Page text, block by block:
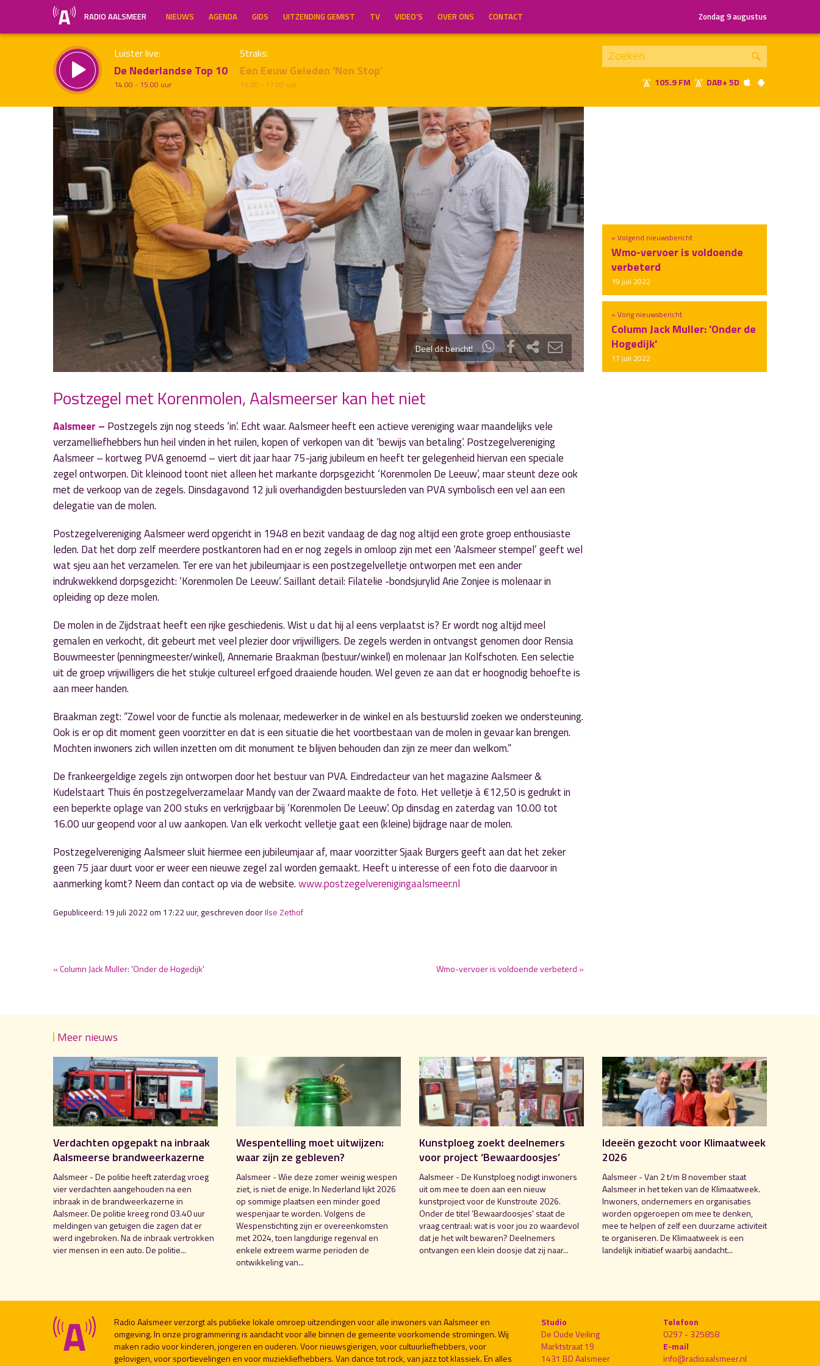
RADIO AALSMEER NIEUWS AGENDA GIDS UITZENDING GEMIST TV VIDEO’S OVER ONS CONTACT Zondag 9 augustus
Luister live:
De Nederlandse Top 10
14.00 - 15.00 uur
Straks:
Een Eeuw Geleden 'Non Stop'
15.00 - 17.00 uur 105.9 FM DAB+ 5D
Inklappen
Deel dit bericht!
« Vorig nieuwsbericht
Column Jack Muller: 'Onder de
Hogedijk'
17 juli 2022
» Volgend nieuwsbericht
Wmo-vervoer is voldoende
verbeterd
19 juli 2022
Postzegel met Korenmolen, Aalsmeerser kan het niet
Aalsmeer – Postzegels zijn nog steeds ‘in’. Echt waar. Aalsmeer heeft een actieve vereniging waar maandelijks vele
verzamelliefhebbers hun heil vinden in het ruilen, kopen of verkopen van dit ‘bewijs van betaling’. Postzegelvereniging
Aalsmeer – kortweg PVA genoemd – viert dit jaar haar 75-jarig jubileum en heeft ter gelegenheid hiervan een speciale
zegel ontworpen. Dit kleinood toont niet alleen het markante dorpsgezicht ‘Korenmolen De Leeuw’, maar steunt deze ook
met de verkoop van de zegels. Dinsdagavond 12 juli overhandigden bestuursleden van PVA symbolisch een vel aan een
delegatie van de molen.
Postzegelvereniging Aalsmeer werd opgericht in 1948 en bezit vandaag de dag nog altijd een grote groep enthousiaste
leden. Dat het dorp zelf meerdere postkantoren had en er nog zegels in omloop zijn met een ‘Aalsmeer stempel’ geeft wel
wat sjeu aan het verzamelen. Ter ere van het jubileumjaar is een postzegelvelletje ontworpen met een ander
indrukwekkend dorpsgezicht: ‘Korenmolen De Leeuw’. Saillant detail: Filatelie -bondsjurylid Arie Zonjee is molenaar in
opleiding op deze molen.
De molen in de Zijdstraat heeft een rijke geschiedenis. Wist u dat hij al eens verplaatst is? Er wordt nog altijd meel
gemalen en verkocht, dit gebeurt met veel plezier door vrijwilligers. De zegels werden in ontvangst genomen door Rensia
Bouwmeester (penningmeester/winkel), Annemarie Braakman (bestuur/winkel) en molenaar Jan Kolfschoten. Een selectie
uit de groep vrijwilligers die het stukje cultureel erfgoed draaiende houden. Wel geven ze aan dat er hoognodig behoefte is
aan meer handen.
Braakman zegt: “Zowel voor de functie als molenaar, medewerker in de winkel en als bestuurslid zoeken we ondersteuning.
Ook is er op dit moment geen voorzitter en dat is een situatie die het voortbestaan van de molen in gevaar kan brengen.
Mochten inwoners zich willen inzetten om dit monument te blijven behouden dan zijn ze meer dan welkom.”
De frankeergeldige zegels zijn ontworpen door het bestuur van PVA. Eindredacteur van het magazine Aalsmeer &
Kudelstaart Thuis én postzegelverzamelaar Mandy van der Zwaard maakte de foto. Het velletje à €12,50 is gedrukt in
een beperkte oplage van 200 stuks en verkrijgbaar bij ‘Korenmolen De Leeuw’. Op dinsdag en zaterdag van 10.00 tot
16.00 uur geopend voor al uw aankopen. Van elk verkocht velletje gaat een (kleine) bijdrage naar de molen.
Postzegelvereniging Aalsmeer sluit hiermee een jubileumjaar af, maar voorzitter Sjaak Burgers geeft aan dat het zeker
geen 75 jaar duurt voor er weer een nieuwe zegel zal worden gemaakt. Heeft u interesse of een foto die daarvoor in
aanmerking komt? Neem dan contact op via de website.www.postzegelverenigingaalsmeer.nl
Gepubliceerd: 19 juli 2022 om 17:22 uur, geschreven doorIlse Zethof
« Column Jack Muller: 'Onder de Hogedijk' Wmo-vervoer is voldoende verbeterd »
Meer nieuws
Verdachten opgepakt na inbraak
Aalsmeerse brandweerkazerne
Aalsmeer - De politie heeft zaterdag vroeg
vier verdachten aangehouden na een
inbraak in de brandweerkazerne in
Aalsmeer. De politie kreeg rond 03.40 uur
meldingen van getuigen die zagen dat er
werd ingebroken. Na de inbraak vertrokken
vier mensen in een auto. De politie...
Wespentelling moet uitwijzen:
waar zijn ze gebleven?
Aalsmeer - Wie deze zomer weinig wespen
ziet, is niet de enige. In Nederland lijkt 2026
op sommige plaatsen een minder goed
wespenjaar te worden. Volgens de
Wespenstichting zijn er overeenkomsten
met 2024, toen langdurige regenval en
enkele extreem warme perioden de
ontwikkeling van...
Kunstploeg zoekt deelnemers
voor project ‘Bewaardoosjes’
Aalsmeer - De Kunstploeg nodigt inwoners
uit om mee te doen aan een nieuw
kunstproject voor de Kunstroute 2026.
Onder de titel ‘Bewaardoosjes' staat de
vraag centraal: wat is voor jou zo waardevol
dat je het wilt bewaren? Deelnemers
ontvangen een klein doosje dat zij naar...
Ideeën gezocht voor Klimaatweek
2026
Aalsmeer - Van 2 t/m 8 november staat
Aalsmeer in het teken van de Klimaatweek.
Inwoners, ondernemers en organisaties
worden opgeroepen om mee te denken,
mee te helpen of zelf een duurzame activiteit
te organiseren. De Klimaatweek is een
landelijk initiatief waarbij aandacht...
Radio Aalsmeer verzorgt als publieke lokale omroep uitzendingen voor alle inwoners van Aalsmeer en
omgeving. In onze programmering is aandacht voor alle binnen de gemeente voorkomende stromingen. Wij
maken radio voor kinderen, jongeren en ouderen. Voor nieuwsgierigen, voor cultuurliefhebbers, voor
gelovigen, voor sportievelingen en voor muziekliefhebbers. Van dance tot rock, van jazz tot klassiek. En alles
Studio
De Oude Veiling
Marktstraat 19
1431 BD Aalsmeer
Telefoon
0297 - 325858
E-mail
info@radioaalsmeer.nl